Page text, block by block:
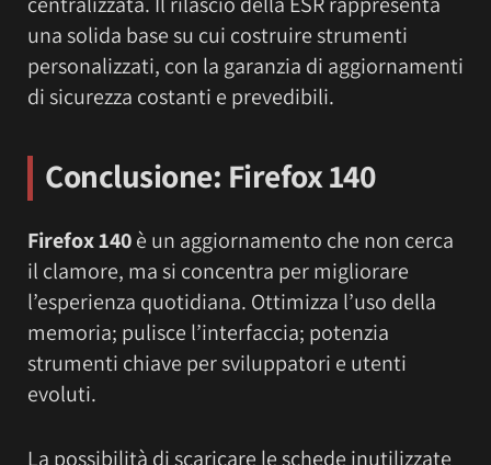
una solida base su cui costruire strumenti
personalizzati, con la garanzia di aggiornamenti
di sicurezza costanti e prevedibili.
Conclusione: Firefox 140
Firefox 140è un aggiornamento che non cerca
il clamore, ma si concentra per migliorare
l’esperienza quotidiana. Ottimizza l’uso della
memoria; pulisce l’interfaccia; potenzia
strumenti chiave per sviluppatori e utenti
evoluti.
La possibilità di scaricare le schede inutilizzate